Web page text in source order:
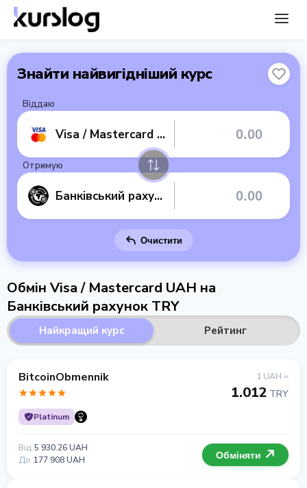
Знайти найвигідніший курс
Віддаю
Visa / Mastercard UAH
Отримую
Банківський рахунок TRY
Очистити
Обмін Visa / Mastercard UAH на
Банківський рахунок TRY
Найкращий курс Рейтинг
BitcoinObmennik
Platinum
1 UAH =
1.012 TRY
Від 5 930.26 UAH
До 177 908 UAH Обміняти